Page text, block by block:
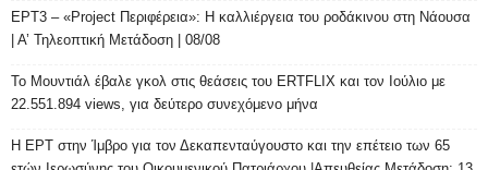
ΕΡΤ3 – «Project Περιφέρεια»: Η καλλιέργεια του ροδάκινου στη Νάουσα
| Α’ Τηλεοπτική Μετάδοση | 08/08
Το Μουντιάλ έβαλε γκολ στις θεάσεις του ERTFLIX και τον Ιούλιο με
22.551.894 views, για δεύτερο συνεχόμενο μήνα
Η ΕΡΤ στην Ίμβρο για τον Δεκαπενταύγουστο και την επέτειο των 65